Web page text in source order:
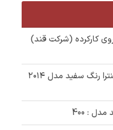
3 دستگاه خودروی کارکرده (شرکت قند)
✅ مزایده یک دستگاه خودرو هیوندای النترا رنگ سفید مدل ۲۰۱۴
: 400